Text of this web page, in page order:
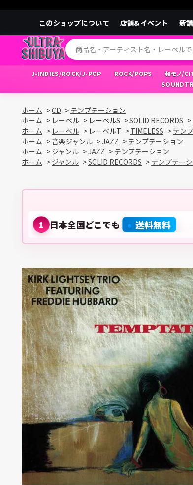
このショップについて 店舗&イベント 新
J-INDIES/ROCK/J-POP ROCK/POPS 和モノ/
ホーム >CD > テンプテーション
ホーム > レーベル > レーベルS >SOLID RECORDS >
ホーム > レーベル > レーベルT > TIMELESS > テン
ホーム >音楽ジャンル >JAZZ > テンプテーション
ホーム > ジャンル >JAZZ > テンプテーション
ホーム > ジャンル >SOLID RECORDS > テンプテー
1 日本全国どこでも 送料無料